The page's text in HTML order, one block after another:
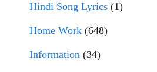
Hindi Song Lyrics (1)
Home Work (648)
Information (34)